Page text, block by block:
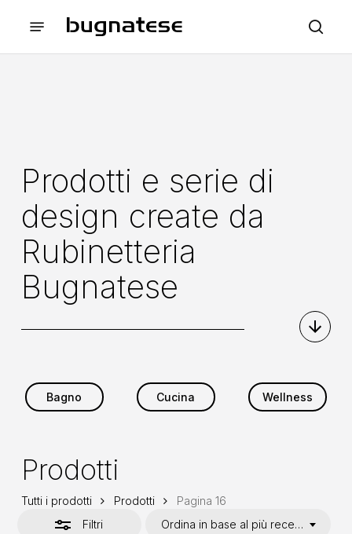
Menu
Prodotti e serie di
design create da
Rubinetteria
Bugnatese
Bagno Cucina Wellness
Prodotti
Tutti i prodotti Prodotti
Pagina 16
Filtri
Ordina in base al più recente
Chiudi
i